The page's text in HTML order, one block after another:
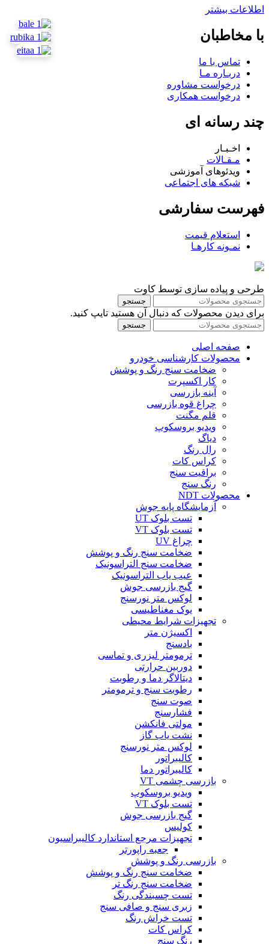
اطلاعات بیشتر
با مخاطبان
تماس با ما
دربـاره مـا
درخواست مشاوره
درخواست همکاری
چند رسانه ای
اخـبـار
مـقـالات
ویدئوهای آموزشی
شبکه های اجتماعی
فهرست سفارشی
استعلام قیمت
نمـونه کارهـا
طرحی و پیاده سازی توسط کاوت
جستجو
برای دیدن محصولات که دنبال آن هستید تایپ کنید.
جستجو
صفحه اصلی
محصولات کارشناسی خودرو
ضخامت سنج رنگ و پوشش
کار اکسپرت
آینه بازرسی
چراغ قوه بازرسی
قلم مگنت
ویدیو بروسکوپ
دیاگ
رال رنگ
کراس کات
براقیت سنج
رنگ سنج
محصولات NDT
آزمایشگاه پایه جوش
تست بلوک UT
تست بلوک VT
چراغ UV
ضخامت سنج رنگ و پوشش
ضخامت سنج التراسونیک
عیب یاب التراسونیک
گیج بازرسی جوش
لوکس متر نورسنج
یوک مغناطیسی
تجهیزات شرایط محیطی
اکسیژن متر
بادسنج
ترمومتر لیزری و تماسی
دوربین حرارتی
دیتالاگر دما و رطوبت
رطوبت سنج و ترمومتر
صوت سنج
فشارسنج
مولتی فانکشن
نشت یاب گاز
لوکس متر نورسنج
کالیبراتور
کالیبراتور دما
بازرسی چشمی VT
ویدیو بروسکوپ
تست بلوک VT
گیج بازرسی جوش
کولیس
تجهیزات مرجع استاندارد کالیبراسیون
جعبه راپورتر
بازرسی رنگ و پوشش
ضخامت سنج رنگ و پوشش
ضخامت سنج رنگ تر
تست چسبندگی رنگ
زبری سنج و صافی سنج
تست خراش رنگ
کراس کات
رنگ سنج